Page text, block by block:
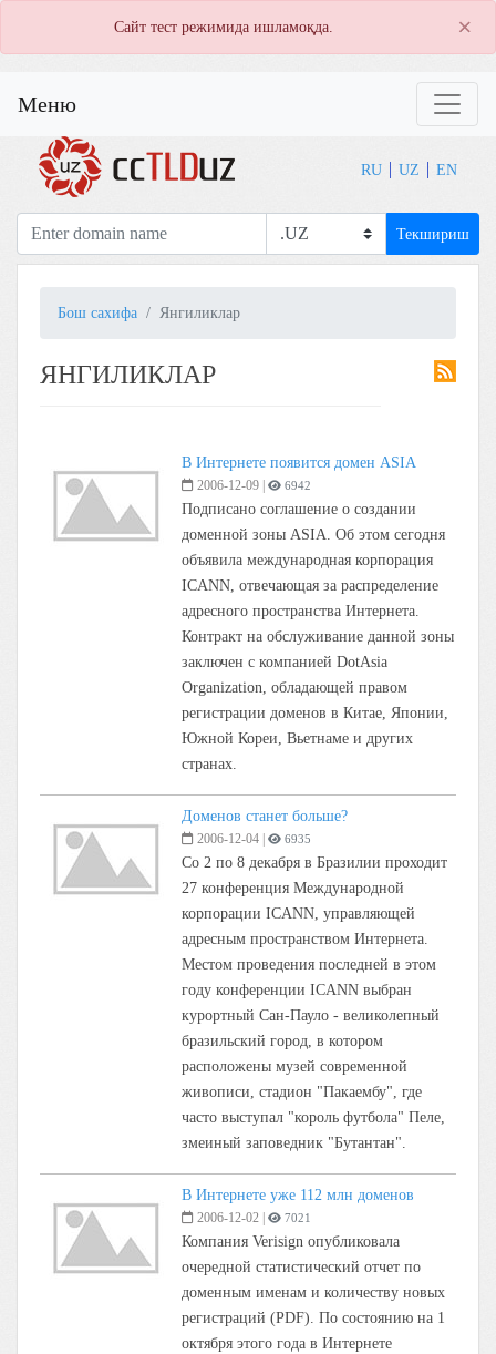
Сайт тест режимида ишламоқда. ×
Меню
RU UZ EN
Текшириш
Бош сахифа Янгиликлар
ЯНГИЛИКЛАР
В Интернете появится домен ASIA
2006-12-09 6942
Подписано соглашение о создании
доменной зоны ASIA. Об этом сегодня
объявила международная корпорация
ICANN, отвечающая за распределение
адресного пространства Интернета.
Контракт на обслуживание данной зоны
заключен с компанией DotAsia
Organization, обладающей правом
регистрации доменов в Китае, Японии,
Южной Кореи, Вьетнаме и других
странах.
Доменов станет больше?
2006-12-04 6935
Со 2 по 8 декабря в Бразилии проходит
27 конференция Международной
корпорации ICANN, управляющей
адресным пространством Интернета.
Местом проведения последней в этом
году конференции ICANN выбран
курортный Сан-Пауло - великолепный
бразильский город, в котором
расположены музей современной
живописи, стадион "Пакаембу", где
часто выступал "король футбола" Пеле,
змеиный заповедник "Бутантан".
В Интернете уже 112 млн доменов
2006-12-02 7021
Компания Verisign опубликовала
очередной статистический отчет по
доменным именам и количеству новых
регистраций (PDF). По состоянию на 1
октября этого года в Интернете